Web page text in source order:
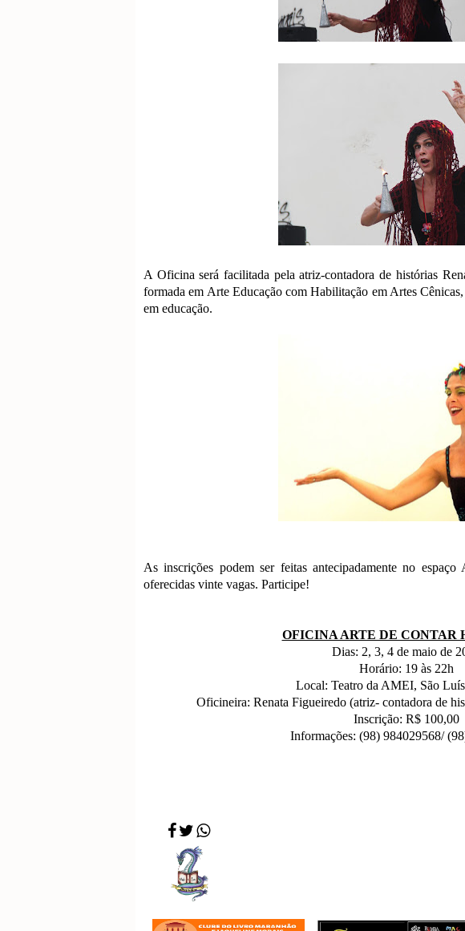
A Oficina será facilitada pela atriz-contadora de histórias
formada em Arte Educação com Habilitação em Artes
em educação.
As inscrições podem ser feitas antecipadamente no
oferecidas vinte vagas. Participe!
OFICINA ARTE DE CONTAR
Dias: 2, 3, 4 de maio de
Horário: 19 às 22h
Local: Teatro da AMEI, São
Oficineira: Renata Figueiredo (atriz- contadora de
Inscrição: R$ 100,00
Informações: (98) 984029568/